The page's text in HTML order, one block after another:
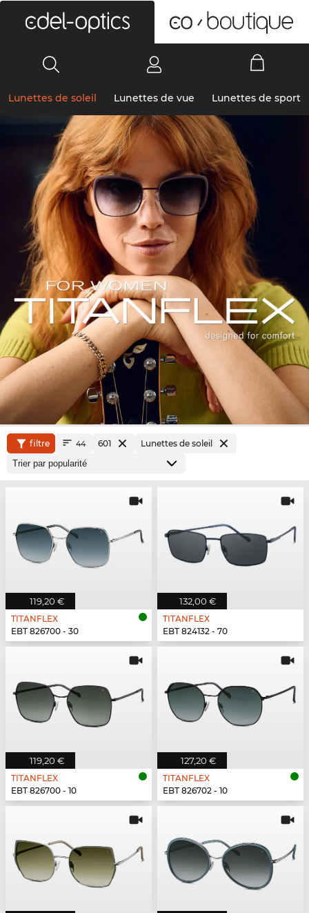
Lunettes de soleil Lunettes de vue Lunettes de sport
filtre 44 601 Lunettes de soleil
119,20 €
TITANFLEX
EBT 826700 - 30
132,00 €
TITANFLEX
EBT 824132 - 70
119,20 €
TITANFLEX
EBT 826700 - 10
127,20 €
TITANFLEX
EBT 826702 - 10